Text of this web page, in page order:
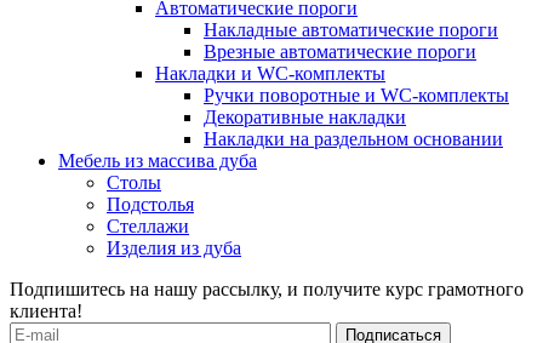
Автоматические пороги
Накладные автоматические пороги
Врезные автоматические пороги
Накладки и WC-комплекты
Ручки поворотные и WC-комплекты
Декоративные накладки
Накладки на раздельном основании
Мебель из массива дуба
Столы
Подстолья
Стеллажи
Изделия из дуба
Подпишитесь на нашу рассылку, и получите курс грамотного
клиента!